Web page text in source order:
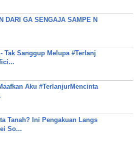
DARI GA SENGAJA SAMPE N
Tak Sanggup Melupa #Terlanj
Aku #TerlanjurMencinta
Tanah? Ini Pengakuan Langs
So...